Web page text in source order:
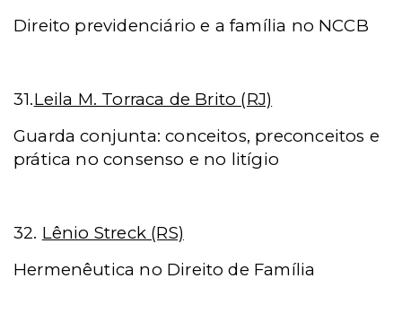
Direito previdenciário e a família no NCCB
31.Leila M. Torraca de Brito (RJ)
Guarda conjunta: conceitos, preconceitos e
prática no consenso e no litígio
32. Lênio Streck (RS)
Hermenêutica no Direito de Família